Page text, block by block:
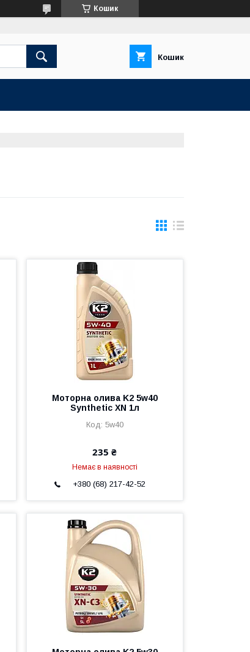
Кошик
Кошик
Моторна олива K2 5w40
Synthetic XN 1л
5w40
235 ₴
Немає в наявності
+380 (68) 217-42-52